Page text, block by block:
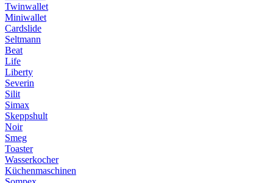
Twinwallet
Miniwallet
Cardslide
Seltmann
Beat
Life
Liberty
Severin
Silit
Simax
Skeppshult
Noir
Smeg
Toaster
Wasserkocher
Küchenmaschinen